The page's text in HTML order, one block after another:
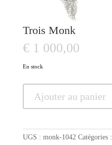
Trois Monk
€1 000,00
En stock
Trois
Ajouter au panier
UGS : monk-1042 Catégories :